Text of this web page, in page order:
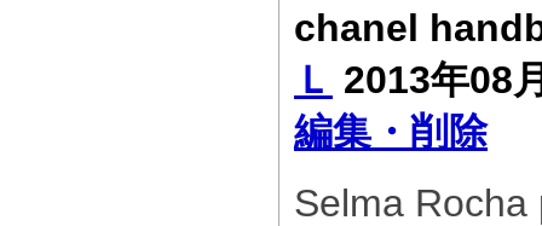
chanel
Ｌ 2013年08
編集・削除
Selma Rocha